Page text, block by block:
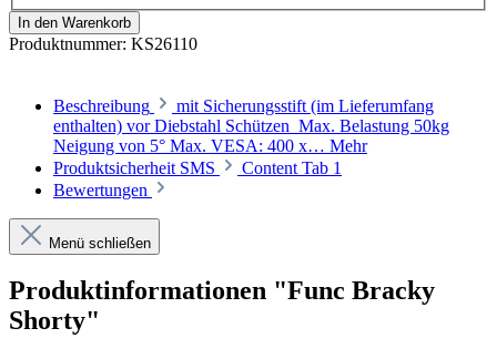
In den Warenkorb
Produktnummer: KS26110
Beschreibung
mit Sicherungsstift (im Lieferumfang
enthalten) vor Diebstahl Schützen Max. Belastung 50kg
Neigung von 5° Max. VESA: 400 x… Mehr
Produktsicherheit SMS
Content Tab 1
Bewertungen
Menü schließen
Produktinformationen "Func Bracky
Shorty"